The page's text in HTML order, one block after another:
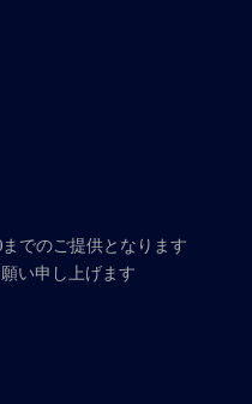
でのご提供となります
い申し上げます